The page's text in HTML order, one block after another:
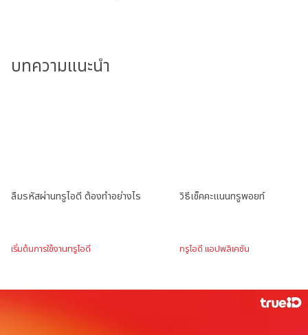
บทความแนะนำ
ลืมรหัสผ่านทรูไอดี ต้องทำอย่างไร
เริ่มต้นการใช้งานทรูไอดี
วิธีเช็คคะแนนทรูพอยท์
ทรูไอดี แอปพลิเคชัน